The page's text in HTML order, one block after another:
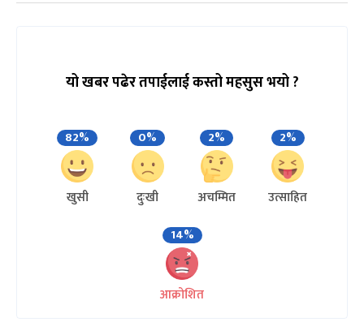
यो खबर पढेर तपाईलाई कस्तो महसुस भयो ?
82%
खुसी
0%
दुःखी
2%
अचम्मित
2%
उत्साहित
14%
आक्रोशित